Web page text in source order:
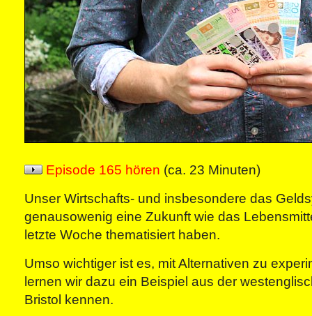
Episode 165 hören (ca. 23 Minuten)
Unser Wirtschafts- und insbesondere das
genausowenig eine Zukunft wie das
letzte Woche thematisiert haben.
Umso wichtiger ist es, mit Alternativen zu
lernen wir dazu ein Beispiel aus der
Bristol kennen.